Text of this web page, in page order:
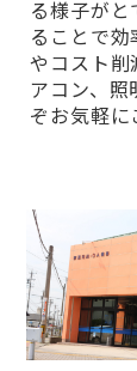
る様子が
ることで
やコスト削
アコン、照
ぞお気軽に